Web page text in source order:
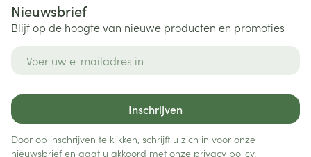
Nieuwsbrief
Blijf op de hoogte van nieuwe producten en promoties
Inschrijven
Door op inschrijven te klikken, schrijft u zich in voor onze
nieuwsbrief en gaat u akkoord met onze privacy policy.